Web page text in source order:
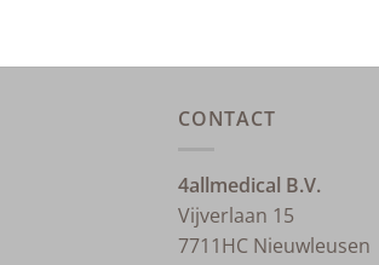
CONTACT
4allmedical B.V.
Vijverlaan 15
7711HC Nieuwleusen